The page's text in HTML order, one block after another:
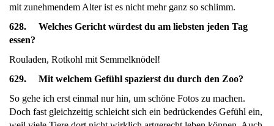
mit zunehmendem Alter ist es nicht mehr ganz so schlimm.
628. Welches Gericht würdest du am liebsten jeden Tag
essen?
Rouladen, Rotkohl mit Semmelknödel!
629. Mit welchem Gefühl spazierst du durch den Zoo?
So gehe ich erst einmal nur hin, um schöne Fotos zu machen.
Doch fast gleichzeitig schleicht sich ein bedrückendes Gefühl ein,